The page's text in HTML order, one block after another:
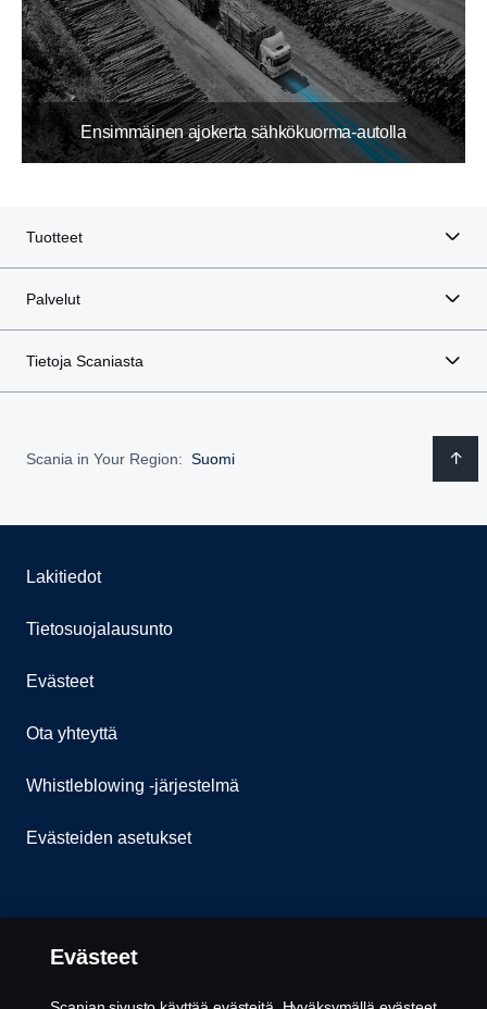
Ensimmäinen ajokerta sähkökuorma-autolla
Tuotteet
Palvelut
Tietoja Scaniasta
Scania in Your Region: Suomi
Lakitiedot
Tietosuojalausunto
Evästeet
Ota yhteyttä
Whistleblowing -järjestelmä
Evästeiden asetukset
Evästeet